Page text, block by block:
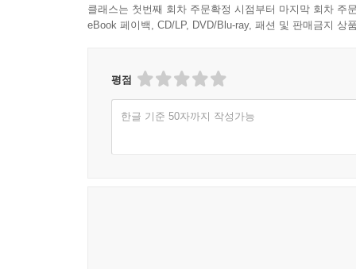
클래스는 첫번째 회차 주문확정 시점부터 마지막 회차 주
eBook 페이백, CD/LP, DVD/Blu-ray, 패션 및 판매금지 상
평점
한글 기준 50자까지 작성가능